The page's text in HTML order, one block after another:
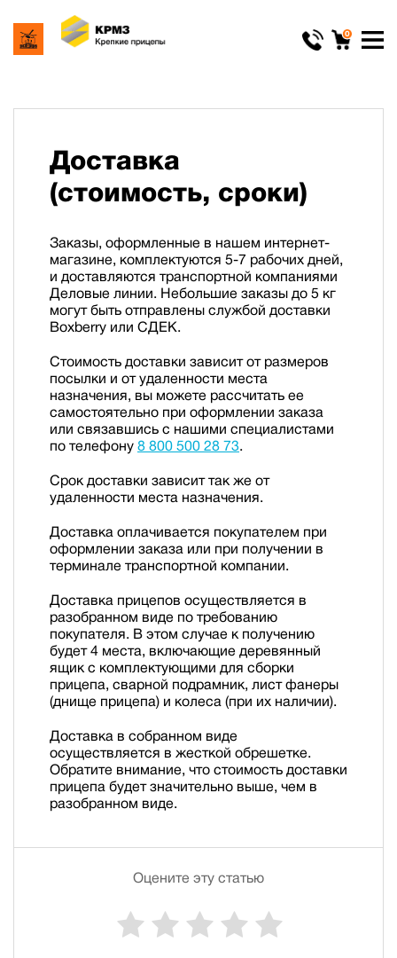
0
Доставка
(стоимость, сроки)
Заказы, оформленные в нашем интернет-
магазине, комплектуются 5-7 рабочих дней,
и доставляются транспортной компаниями
Деловые линии. Небольшие заказы до 5 кг
могут быть отправлены службой доставки
Boxberry или CДЕК.
Стоимость доставки зависит от размеров
посылки и от удаленности места
назначения, вы можете рассчитать ее
самостоятельно при оформлении заказа
или связавшись с нашими специалистами
по телефону 8 800 500 28 73.
Срок доставки зависит так же от
удаленности места назначения.
Доставка оплачивается покупателем при
оформлении заказа или при получении в
терминале транспортной компании.
Доставка прицепов осуществляется в
разобранном виде по требованию
покупателя. В этом случае к получению
будет 4 места, включающие деревянный
ящик с комплектующими для сборки
прицепа, сварной подрамник, лист фанеры
(днище прицепа) и колеса (при их наличии).
Доставка в собранном виде
осуществляется в жесткой обрешетке.
Обратите внимание, что стоимость доставки
прицепа будет значительно выше, чем в
разобранном виде.
Оцените эту статью